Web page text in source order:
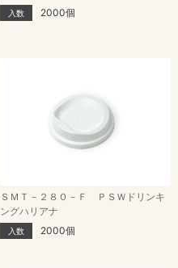
入数 2000個
ＳＭＴ－２８０－Ｆ ＰＳＷドリンキ
ングハリアナ
入数 2000個